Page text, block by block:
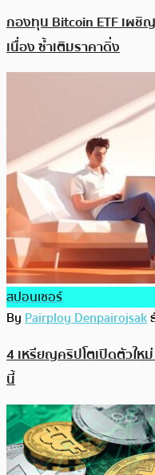
กองทุน Bitcoin ETF เผ
เนื่อง ซ้ำเติมราคาดิ่ง
สปอนเซอร์
ByPairploy Denpairojsak
4 เหรียญคริปโตเปิดตัวใ
นี้